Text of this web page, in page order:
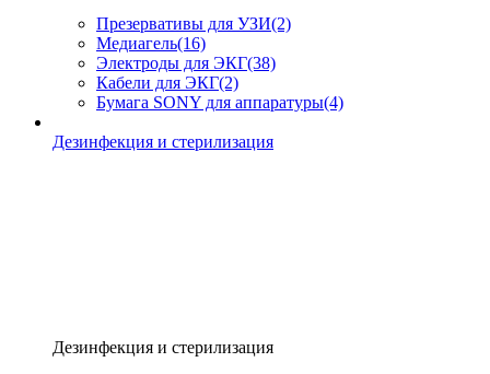
Презервативы для УЗИ(2)
Медиагель(16)
Электроды для ЭКГ(38)
Кабели для ЭКГ(2)
Бумага SONY для аппаратуры(4)
Дезинфекция и стерилизация
Дезинфекция и стерилизация